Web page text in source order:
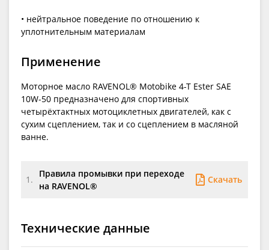
• нейтральное поведение по отношению к
уплотнительным материалам
Применение
Моторное масло RAVENOL® Motobike 4-T Ester SAE
10W-50 предназначено для спортивных
четырёхтактных мотоциклетных двигателей, как с
сухим сцеплением, так и со сцеплением в масляной
ванне.
1.
Правила промывки при переходе
на RAVENOL®
Скачать
Технические данные